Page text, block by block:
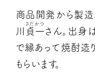
商品開発から製造
川 貞一
さだかつ
さん。出身
で縁あって焼酎造
もらいます。